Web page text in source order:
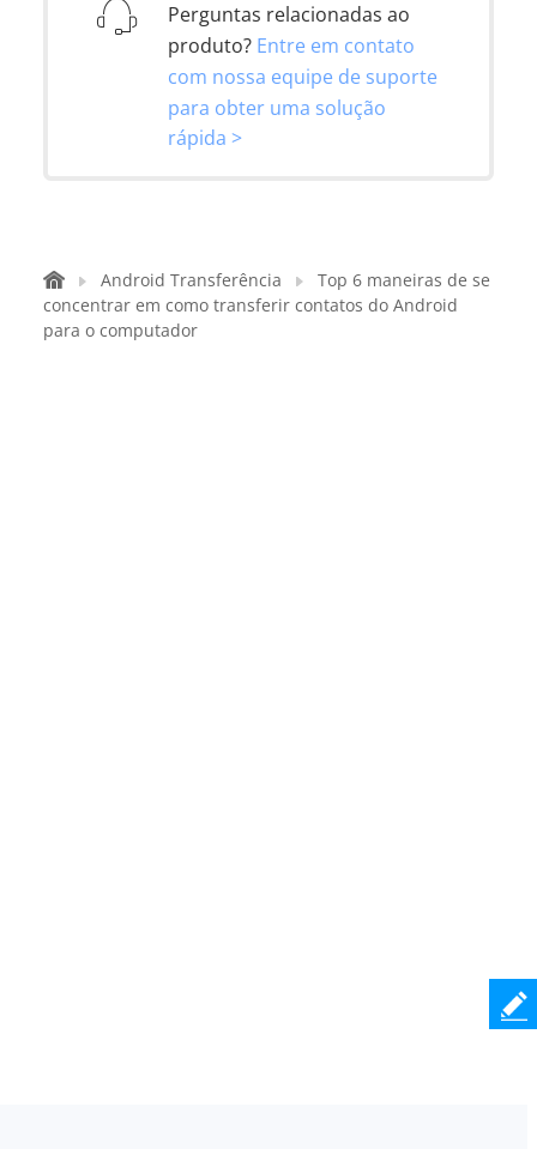
Perguntas relacionadas ao
produto? Entre em contato
com nossa equipe de suporte
para obter uma solução
rápida >
Android Transferência
Top 6 maneiras de se
concentrar em como transferir contatos do Android
para o computador